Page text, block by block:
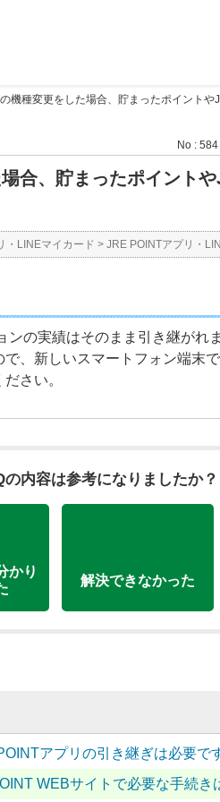
機種変更をした場合、貯まったポイントや
No : 584
合、貯まったポイント
・LINEマイカード > JRE POINTアプリ・
の実績はそのまま引き継がれま
、新しいスマートフォン端末
さい。
内容は参考になりましたか？
かり
解決できなかった
アプリの引き継ぎは必要で
WEBサイトで必要な手続き